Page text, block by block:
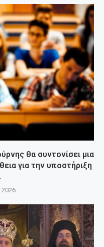
θα συντονίσει μια
για την υποστήριξη
2026